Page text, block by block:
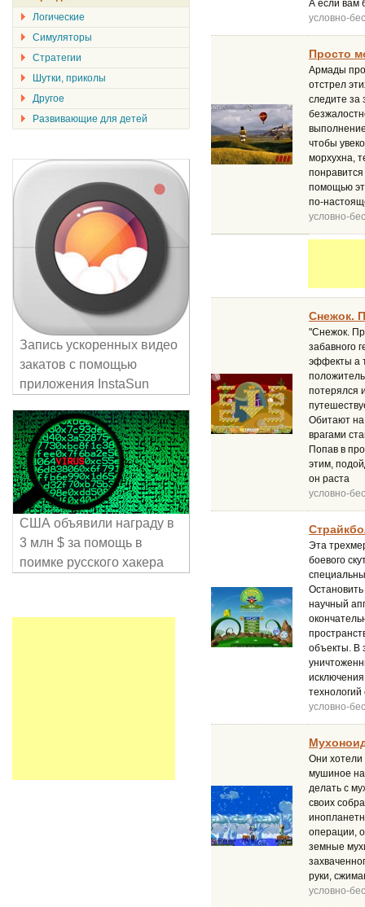
А если вам
условно-
Просто
Армады
отстрел
следите за
чтобы
морхухна,
помощью
по-
условно-
Снежок.
"Снежок.
забавного
эффекты а
потерялся
Обитают
врагами
Попав в
этим,
он раста
условно-
Эта
боевого
научный
объекты. В
условно-
Они хотели
мушиное
делать с
своих
операции,
земные
руки,
условно-
Логические
Симуляторы
Стратегии
Шутки, приколы
Другое
Развивающие для детей
Запись ускоренных видео
закатов с помощью
приложения InstaSun
США объявили награду в
3 млн $ за помощь в
поимке русского хакера